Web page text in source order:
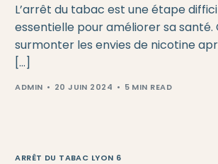
L’arrêt du tabac est une étape
essentielle pour améliorer sa santé.
surmonter les envies de nicotine
[…]
ADMIN 20 JUIN 2024 5 MIN READ
ARRÊT DU TABAC LYON 6